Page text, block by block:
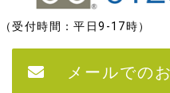
（受付時間：平日9‐17時）
メールでの